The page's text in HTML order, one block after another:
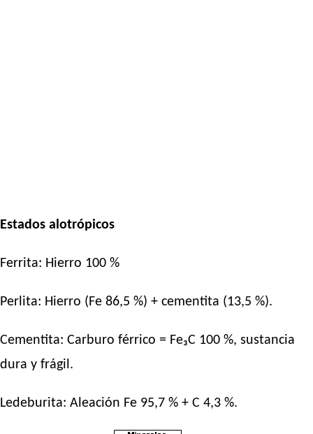
Estados alotrópicos
Ferrita: Hierro 100 %
Perlita: Hierro (Fe 86,5 %) + cementita (13,5 %).
Cementita: Carburo férrico = Fe₃C 100 %, sustancia
dura y frágil.
Ledeburita: Aleación Fe 95,7 % + C 4,3 %.